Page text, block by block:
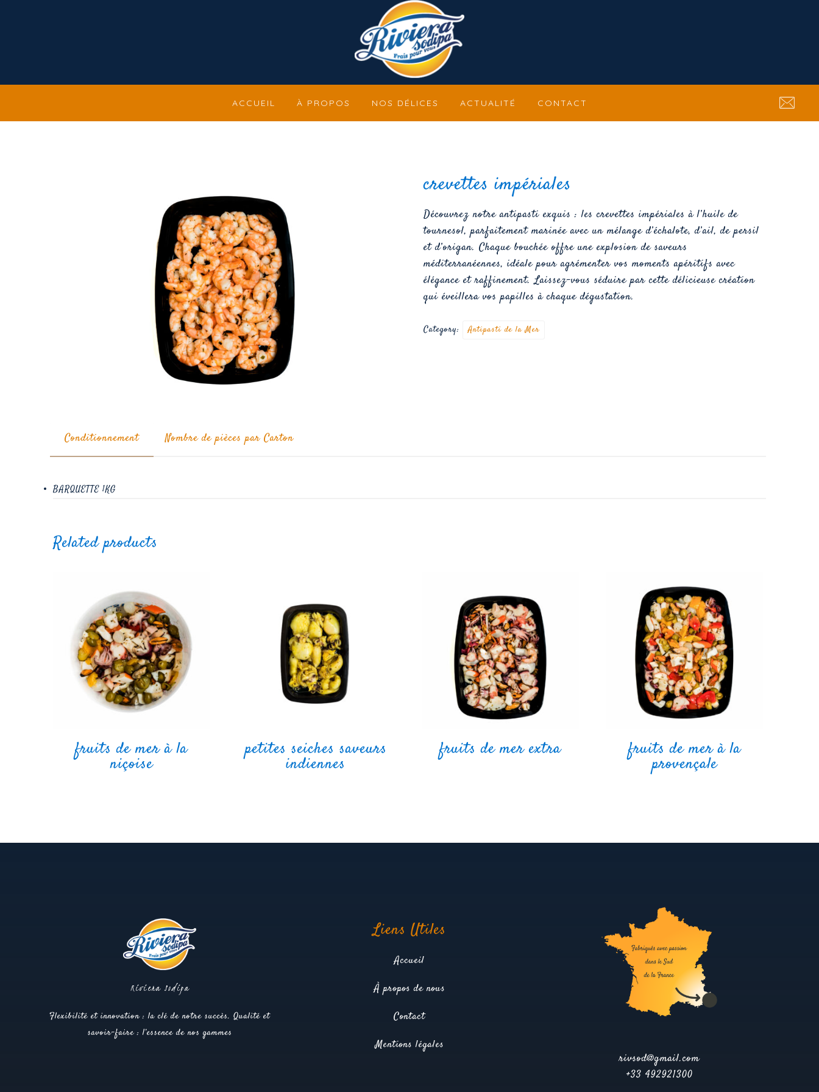
ACCUEIL À PROPOS NOS DÉLICES ACTUALITÉ CONTACT
crevettes impériales
Découvrez notre antipasti exquis : les crevettes impériales à l’huile de
tournesol, parfaitement marinée avec un mélange d’échalote, d’ail, de persil
et d’origan. Chaque bouchée offre une explosion de saveurs
méditerranéennes, idéale pour agrémenter vos moments apéritifs avec
élégance et raffinement. Laissez-vous séduire par cette délicieuse création
qui éveillera vos papilles à chaque dégustation.
Category: Antipasti de la Mer
Conditionnement Nombre de pièces par Carton
BARQUETTE 1KG
Related products
fruits de mer à la
niçoise
petites seiches saveurs
indiennes
fruits de mer extra fruits de mer à la
provençale
Riviera Sodipa
Flexibilité et innovation : la clé de notre succès. Qualité et
savoir-faire : l’essence de nos gammes
Liens Utiles
Accueil
À propos de nous
Contact
Mentions légales
rivsod@gmail.com
+33 492921300